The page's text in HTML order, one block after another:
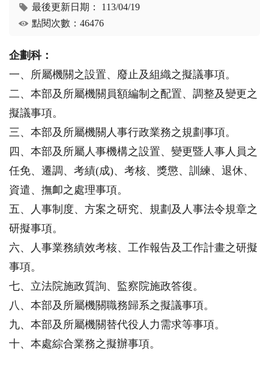
最後更新日期： 113/04/19
點閱次數：46476
企劃科：
一、所屬機關之設置、廢止及組織之擬議事項。
二、本部及所屬機關員額編制之配置、調整及變更之
擬議事項。
三、本部及所屬機關人事行政業務之規劃事項。
四、本部及所屬人事機構之設置、變更暨人事人員之
任免、遷調、考績(成)、考核、獎懲、訓練、退休、
資遣、撫卹之處理事項。
五、人事制度、方案之研究、規劃及人事法令規章之
研擬事項。
六、人事業務績效考核、工作報告及工作計畫之研擬
事項。
七、立法院施政質詢、監察院施政答復。
八、本部及所屬機關職務歸系之擬議事項。
九、本部及所屬機關替代役人力需求等事項。
十、本處綜合業務之擬辦事項。